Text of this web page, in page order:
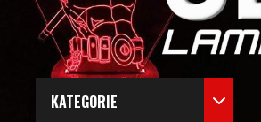
KATEGORIE